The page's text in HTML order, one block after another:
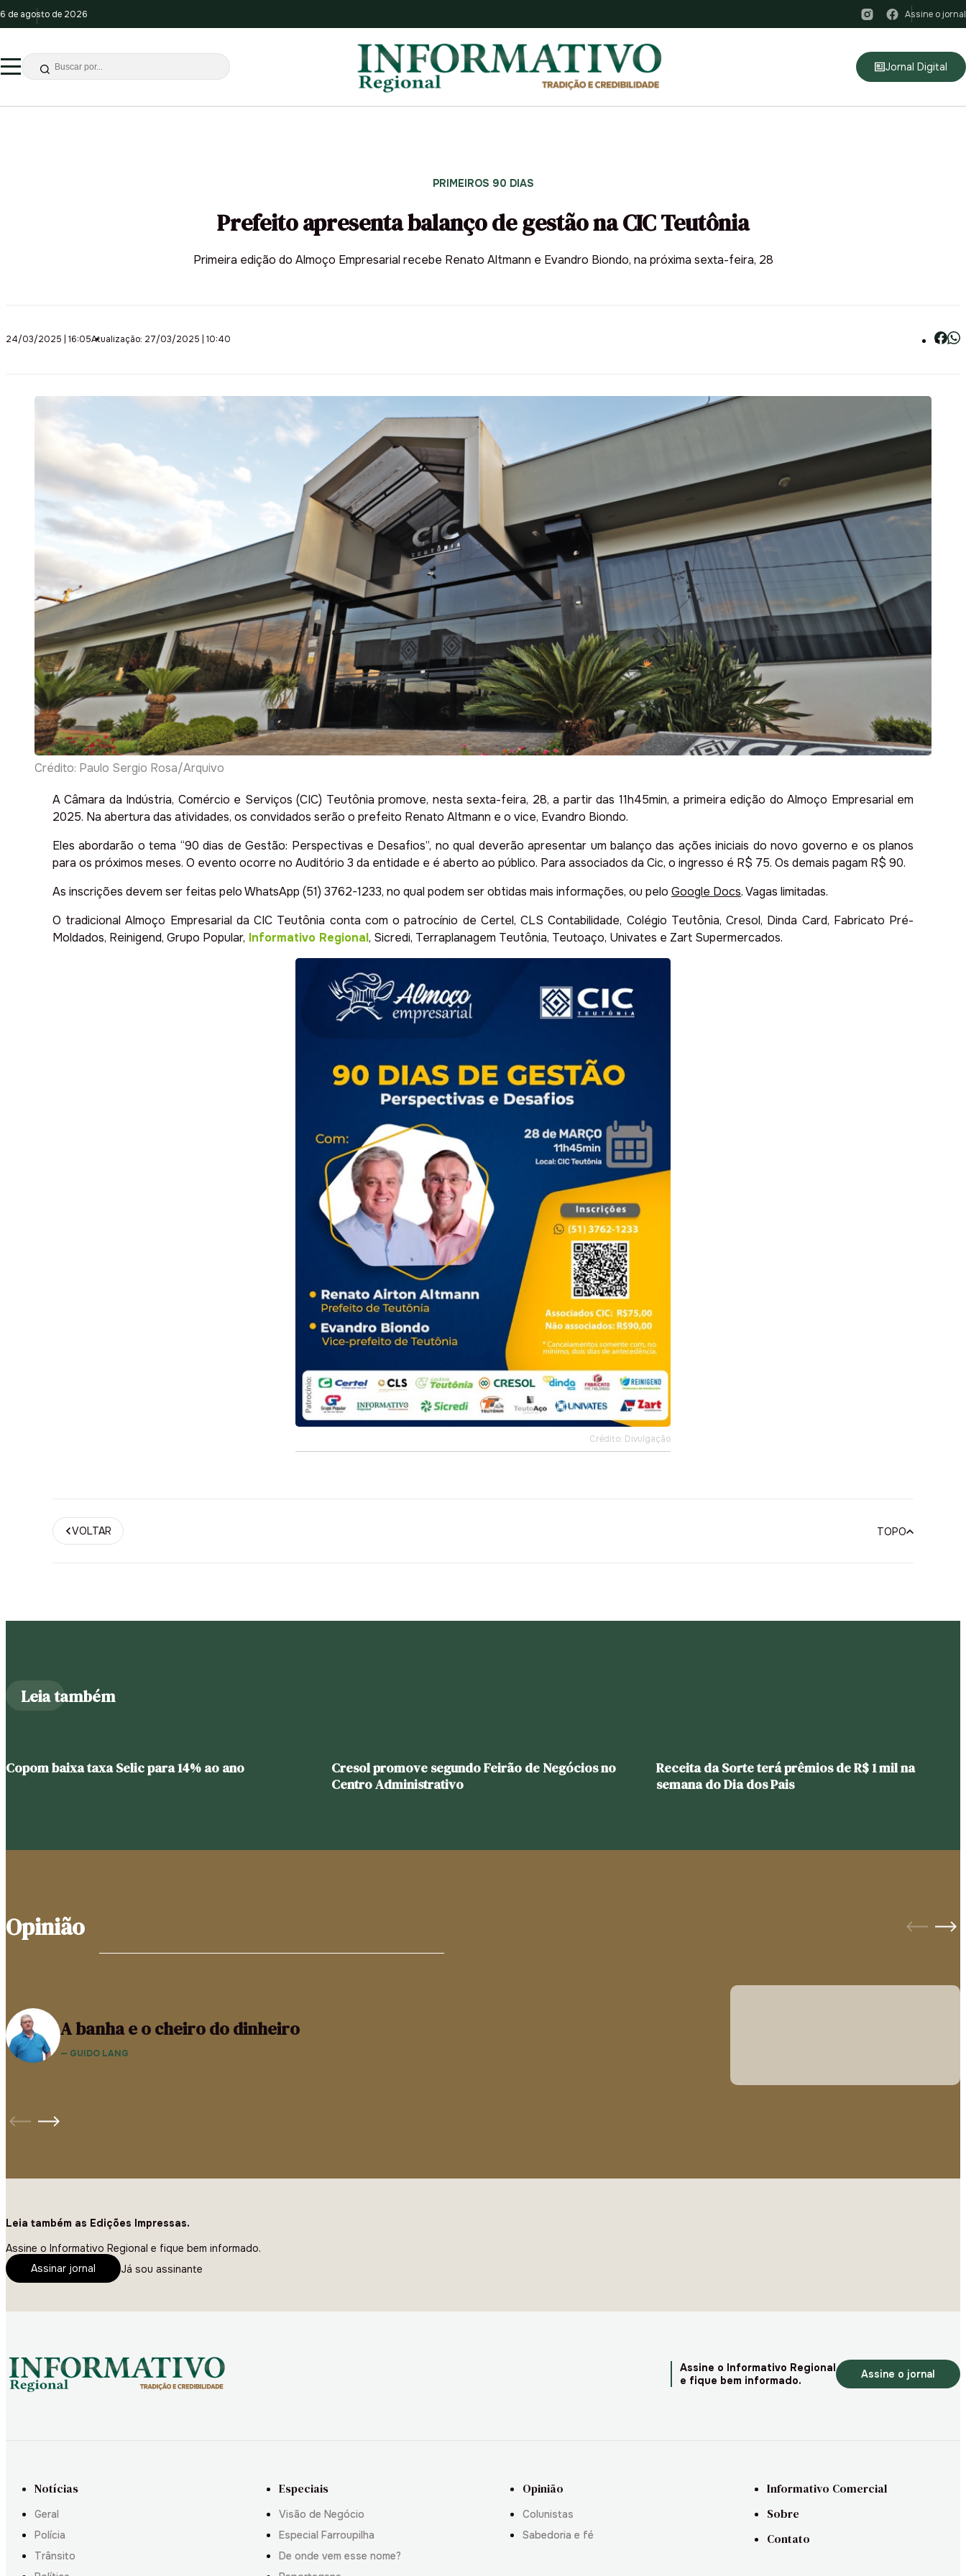
6 de agosto de 2026 Assine o jornal
Jornal Digital
PRIMEIROS 90 DIAS
Prefeito apresenta balanço de gestão na CIC Teutônia
Primeira edição do Almoço Empresarial recebe Renato Altmann e Evandro Biondo, na próxima sexta-feira, 28
24/03/2025 | 16:05Atualização: 27/03/2025 | 10:40
Crédito: Paulo Sergio Rosa/Arquivo
A Câmara da Indústria, Comércio e Serviços (CIC) Teutônia promove, nesta sexta-feira, 28, a partir das 11h45min, a primeira edição do Almoço Empresarial em
2025. Na abertura das atividades, os convidados serão o prefeito Renato Altmann e o vice, Evandro Biondo.
Eles abordarão o tema “90 dias de Gestão: Perspectivas e Desafios”, no qual deverão apresentar um balanço das ações iniciais do novo governo e os planos
para os próximos meses. O evento ocorre no Auditório 3 da entidade e é aberto ao público. Para associados da Cic, o ingresso é R$ 75. Os demais pagam R$ 90.
As inscrições devem ser feitas pelo WhatsApp (51) 3762-1233, no qual podem ser obtidas mais informações, ou pelo Google Docs. Vagas limitadas.
O tradicional Almoço Empresarial da CIC Teutônia conta com o patrocínio de Certel, CLS Contabilidade, Colégio Teutônia, Cresol, Dinda Card, Fabricato Pré-
Moldados, Reinigend, Grupo Popular, Informativo Regional, Sicredi, Terraplanagem Teutônia, Teutoaço, Univates e Zart Supermercados.
Crédito: Divulgação
VOLTAR TOPO
Leia também
Copom baixa taxa Selic para 14% ao ano
Cresol promove segundo Feirão de Negócios no
Centro Administrativo
Receita da Sorte terá prêmios de R$ 1 mil na
semana do Dia dos Pais
Opinião
A banha e o cheiro do dinheiro
— GUIDO LANG
Leia também as Edições Impressas.
Assine o Informativo Regional e fique bem informado.
Assinar jornal
Já sou assinante
Assine o Informativo Regional
e fique bem informado.
Assine o jornal
Notícias
Geral
Polícia
Trânsito
Especiais
Visão de Negócio
Especial Farroupilha
De onde vem esse nome?
Opinião
Colunistas
Sabedoria e fé
Informativo Comercial
Sobre
Contato